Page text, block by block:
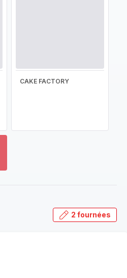
CAKE FACTORY
2 fournées